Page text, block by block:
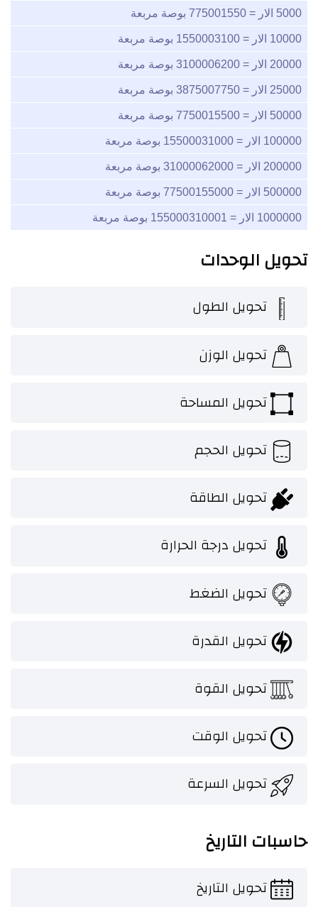
5000 الار = 775001550 بوصة مربعة
10000 الار = 1550003100 بوصة مربعة
20000 الار = 3100006200 بوصة مربعة
25000 الار = 3875007750 بوصة مربعة
50000 الار = 7750015500 بوصة مربعة
100000 الار = 15500031000 بوصة مربعة
200000 الار = 31000062000 بوصة مربعة
500000 الار = 77500155000 بوصة مربعة
1000000 الار = 155000310001 بوصة مربعة
تحويل الوحدات
تحويل الطول
تحويل الوزن
تحويل المساحة
تحويل الحجم
تحويل الطاقة
تحويل درجة الحرارة
تحويل الضغط
تحويل القدرة
تحويل القوة
تحويل الوقت
تحويل السرعة
حاسبات التاريخ
تحويل التاريخ